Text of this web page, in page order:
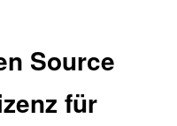
Source
für